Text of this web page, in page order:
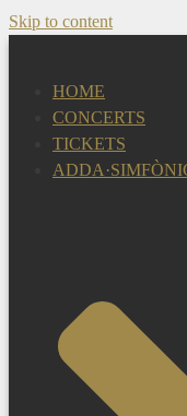
Skip to content
HOME
CONCERTS
TICKETS